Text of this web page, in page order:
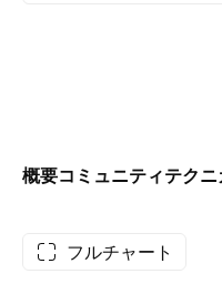
概要コミュニティテク
フルチャート